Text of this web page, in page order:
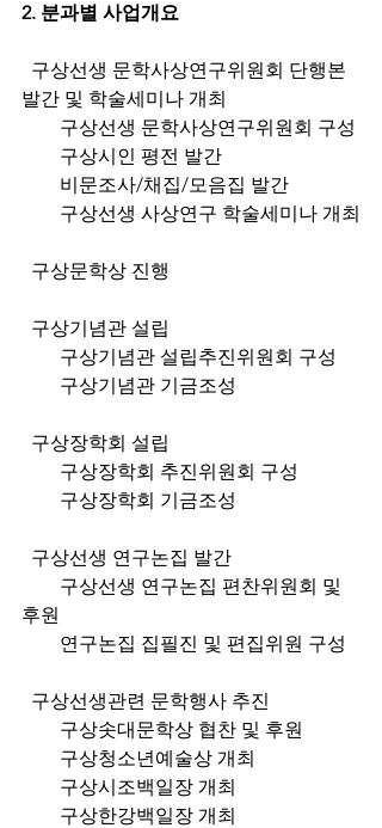
2. 분과별 사업개요
구상선생 문학사상연구위원회 단행본
발간 및 학술세미나 개최
구상선생 문학사상연구위원회 구성
구상시인 평전 발간
비문조사/채집/모음집 발간
구상선생 사상연구 학술세미나 개최
구상문학상 진행
구상기념관 설립
구상기념관 설립추진위원회 구성
구상기념관 기금조성
구상장학회 설립
구상장학회 추진위원회 구성
구상장학회 기금조성
구상선생 연구논집 발간
구상선생 연구논집 편찬위원회 및
후원
연구논집 집필진 및 편집위원 구성
구상선생관련 문학행사 추진
구상솟대문학상 협찬 및 후원
구상청소년예술상 개최
구상시조백일장 개최
        구상한강백일장 개최